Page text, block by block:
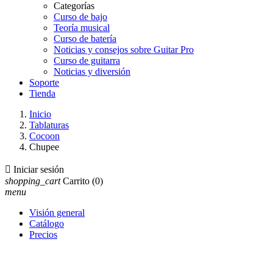
Categorías
Curso de bajo
Teoría musical
Curso de batería
Noticias y consejos sobre Guitar Pro
Curso de guitarra
Noticias y diversión
Soporte
Tienda
Inicio
Tablaturas
Cocoon
Chupee
 Iniciar sesión
shopping_cart Carrito (0)
menu
Visión general
Catálogo
Precios